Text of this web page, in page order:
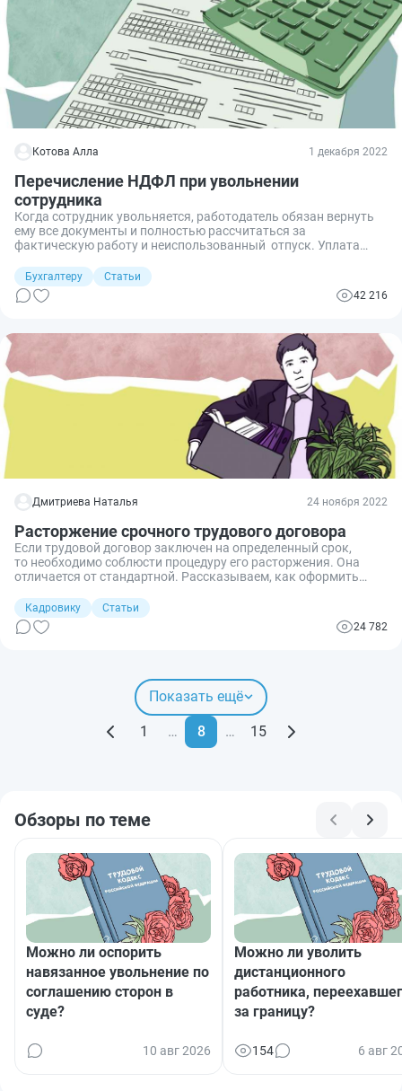
Котова Алла 1 декабря 2022
Перечисление НДФЛ при увольнении
сотрудника
Когда сотрудник увольняется, работодатель обязан вернуть
ему все документы и полностью рассчитаться за
фактическую работу и неиспользованный отпуск. Уплата
которые не облагаются подоходным налогом.
Бухгалтеру
Статьи
42 216
Дмитриева Наталья 24 ноября 2022
Расторжение срочного трудового договора
Если трудовой договор заключен на определенный срок,
то необходимо соблюсти процедуру его расторжения. Она
отличается от стандартной. Рассказываем, как оформить
законом.
Кадровику
Статьи
24 782
Показать ещё
1 … 8 … 15
Обзоры по теме
Можно ли оспорить
навязанное увольнение по
соглашению сторон в
суде?
10 авг 2026
Можно ли уволить
дистанционного
работника,
за границу?
154 6 авг